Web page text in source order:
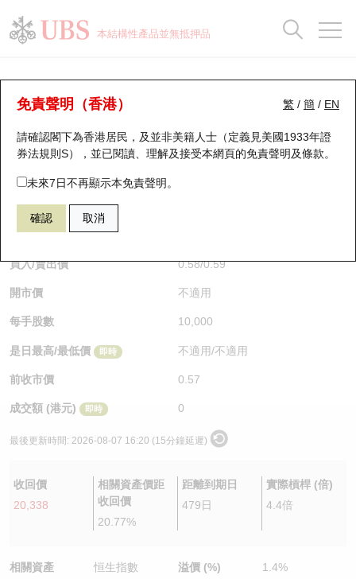
本結構性產品並無抵押品
繁 / 簡 / EN
免責聲明（香港）
請確認閣下為香港居民，及並非美籍人士（定義見美國1933年證
券法規則S），並已閱讀、理解及接受本網頁的免責聲明及條款。
未來7日不再顯示本免責聲明。
確認 取消
牛熊證分析儀
表現 街貨統計 比較
66083 瑞銀牛證 HSI 恒生指數
$0.58 0.01 (+1.75%)
買入/賣出價 0.58/0.59
開市價 不適用
每手股數 10,000
是日最高/最低價 即時 不適用/不適用
前收市價 0.57
成交額 (港元) 即時 0
最後更新時間: 2026-08-07 16:20 (15分鐘延遲)
收回價
20,338
相關資產價距
收回價
20.77%
距離到期日
479日
實際槓桿 (倍)
4.4倍
相關資產 恒生指數 溢價 (%) 1.4%
瑞銀認股證一覽
新發行瑞銀認股證
即將到期認股證
認股證到期結算價查詢
認股證分析儀
認股證速算機
認股證/牛熊證日誌
認股證文件及公告
街貨統計
比較
牛熊全景快搜
牛熊證搜尋
牛熊證街貨分佈圖
正股牛熊證列表
新發行瑞銀牛熊證
已收回牛熊證剩餘價值
牛熊證到期結算價查詢
牛熊證分析儀
牛熊證文件及公告
街貨統計
比較
十大升幅/跌幅
十大認股證成交分佈
十天股證佔大市成交
資金流
街貨統計
三十大平均引伸波幅
正股分析儀
二十大活躍股份
恒指成份股
國指成份股
科指成份股
相關資產沽空
中資ETFs溢價比較
AH 股價對照
持股比重
顯示所有持股比重
每月輪證大市專題
輪證專欄
講座及教育短片
認股證投資者教育
牛熊證投資者教育
認股證牛熊證常問問題